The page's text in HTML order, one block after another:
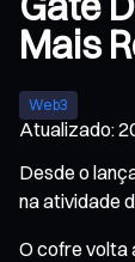
Mais
Web3
Atualizado:
Desde o
na atividade
O cofre volta